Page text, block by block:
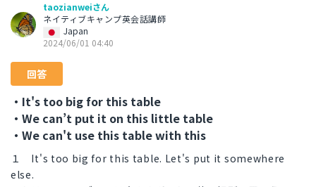
taozianweiさん
ネイティブキャンプ英会話講師
Japan
2024/06/01 04:40
回答
・It's too big for this table
・We can’t put it on this little table
・We can't use this table with this
１ It's too big for this table. Let's put it somewhere
else.